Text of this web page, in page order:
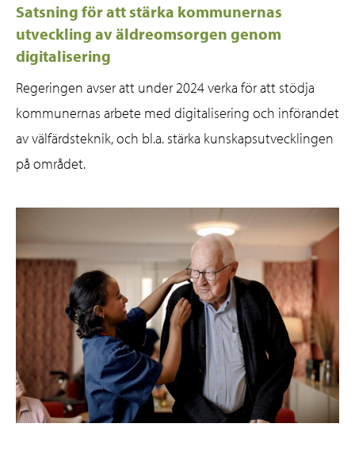
Satsning för att stärka kommunernas
utveckling av äldreomsorgen genom
digitalisering
Regeringen avser att under 2024 verka för att stödja
kommunernas arbete med digitalisering och införandet
av välfärdsteknik, och bl.a. stärka kunskapsutvecklingen
på området.